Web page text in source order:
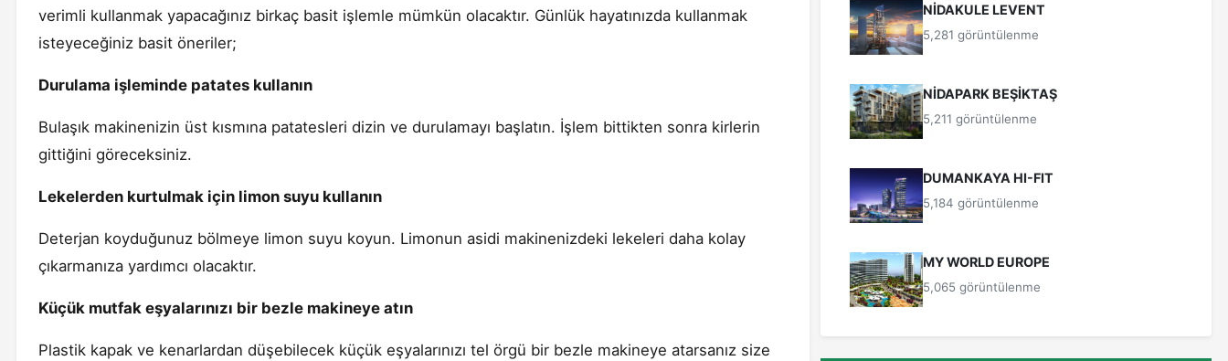
verimli kullanmak yapacağınız birkaç basit işlemle mümkün olacaktır. Günlük hayatınızda kullanmak
isteyeceğiniz basit öneriler;
Durulama işleminde patates kullanın
Bulaşık makinenizin üst kısmına patatesleri dizin ve durulamayı başlatın. İşlem bittikten sonra kirlerin
gittiğini göreceksiniz.
Lekelerden kurtulmak için limon suyu kullanın
Deterjan koyduğunuz bölmeye limon suyu koyun. Limonun asidi makinenizdeki lekeleri daha kolay
çıkarmanıza yardımcı olacaktır.
Küçük mutfak eşyalarınızı bir bezle makineye atın
Plastik kapak ve kenarlardan düşebilecek küçük eşyalarınızı tel örgü bir bezle makineye atarsanız size
NİDAKULE LEVENT
5,281 görüntülenme
NİDAPARK BEŞİKTAŞ
5,211 görüntülenme
DUMANKAYA HI-FIT
5,184 görüntülenme
MY WORLD EUROPE
5,065 görüntülenme